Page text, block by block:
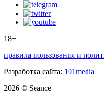
18+
правила пользования и
Разработка сайта: 101media
2026 © Seance